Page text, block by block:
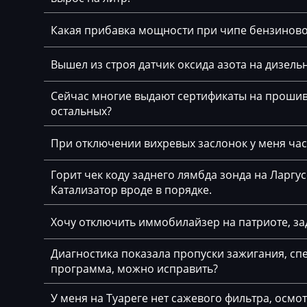
Cadillac
Case
Caterpillar
CFMoto
Challenger
Changan
Changhe
Chery
Chevrolet
Chrysler
Citroen
Siemens MS42
Siemens MS43
Siemens MS45.x
Siemens MSD80
Siemens
Siemens MSV7x
Siemens MSV8x
Siemens MSV90
Какая прибавка мощности при чипе
Вышел из строя датчик оксида азота на
Сейчас многие выдают сертификаты на
остальных?
При отключении вихревых заслонок у меня
Горит чек коду заднего лямбда зонда на
Катализатор вроде в порядке.
Хочу отключить иммобилайзер на патриоте,
Диагностика показала пропуски зажигания,
программа, можно исправить?
У меня на Туареге нет сажевого фильтра,